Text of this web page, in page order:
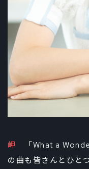
岬 「What a
の曲も皆さんとひと